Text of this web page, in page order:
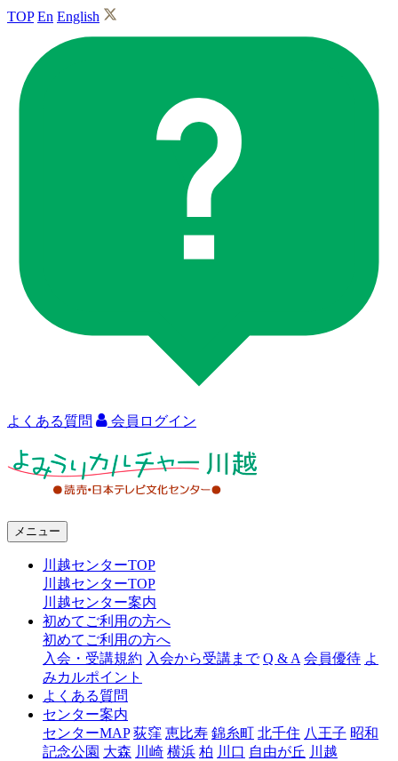
TOP En English
よくある質問 会員ログイン
ャ
越
メニュー
川越センターTOP
川越センターTOP
川越センター案内
初めてご利用の方へ
初めてご利用の方へ
入会・受講規約 入会から受講まで Q & A 会員優待 よ
みカルポイント
よくある質問
センター案内
センターMAP 荻窪 恵比寿 錦糸町 北千住 八王子 昭和
記念公園 大森 川崎 横浜 柏 川口 自由が丘 川越